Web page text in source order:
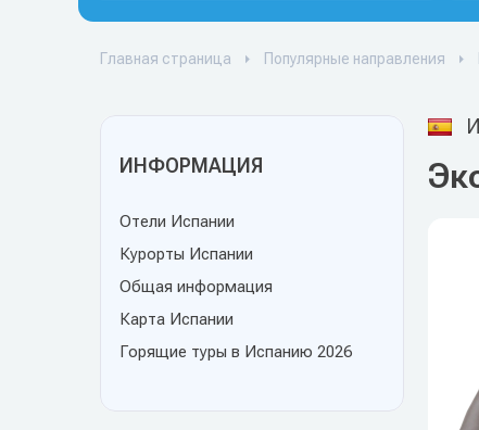
Главная страница Популярные направления
ИНФОРМАЦИЯ
Отели Испании
Курорты Испании
Общая информация
Карта Испании
Горящие туры в Испанию 2026